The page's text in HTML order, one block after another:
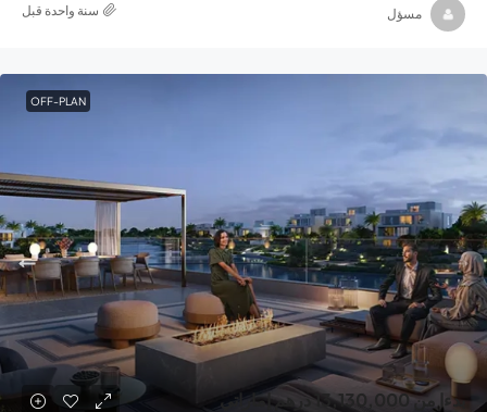
مسؤل ‏سنة واحدة قبل
OFF-PLAN
بدءا من13,130,000 درهم إماراتي